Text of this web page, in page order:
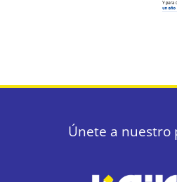
Únete a nuestro